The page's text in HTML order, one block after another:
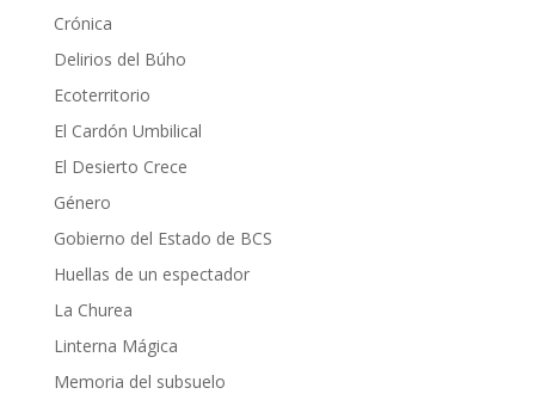
Crónica
Delirios del Búho
Ecoterritorio
El Cardón Umbilical
El Desierto Crece
Género
Gobierno del Estado de BCS
Huellas de un espectador
La Churea
Linterna Mágica
Memoria del subsuelo